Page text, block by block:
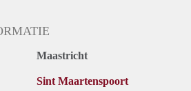
Maastricht
Sint Maartenspoort